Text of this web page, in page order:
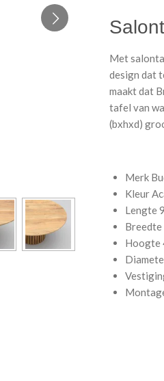
Met
design dat
maakt dat
tafel van
(bxhxd)
Merk
Kleur
Lengte
Breedte
Hoogte